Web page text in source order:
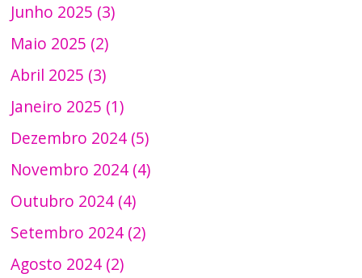
Junho 2025 (3)
Maio 2025 (2)
Abril 2025 (3)
Janeiro 2025 (1)
Dezembro 2024 (5)
Novembro 2024 (4)
Outubro 2024 (4)
Setembro 2024 (2)
Agosto 2024 (2)